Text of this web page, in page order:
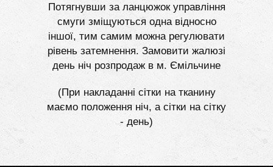
Потягнувши за ланцюжок управління
смуги зміщуються одна відносно
іншої, тим самим можна регулювати
рівень затемнення. Замовити жалюзі
день ніч розпродаж в м. Ємільчине
(При накладанні сітки на тканину
маємо положення ніч, а сітки на сітку
- день)